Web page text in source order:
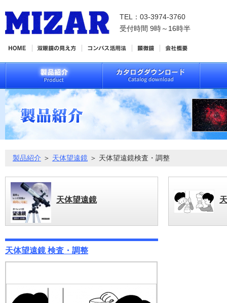
TEL：03-3974-3760
受付時間 9時～16時半
製品紹介 ＞ 天体望遠鏡 ＞ 天体望遠鏡検査・調整
天体望遠鏡
天体望遠鏡 検査・調整